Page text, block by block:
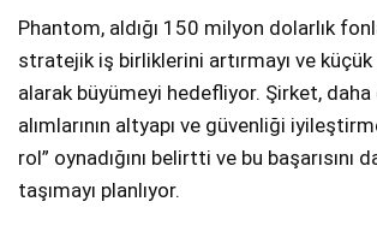
Phantom, aldığı 150 milyon dolarlık
stratejik iş birliklerini artırmayı ve
alarak büyümeyi hedefliyor. Şirket, daha
alımlarının altyapı ve güvenliği
rol” oynadığını belirtti ve bu başarısını
taşımayı planlıyor.